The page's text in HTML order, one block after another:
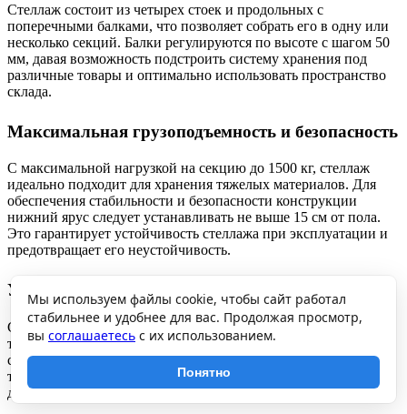
Стеллаж состоит из четырех стоек и продольных с
поперечными балками, что позволяет собрать его в одну или
несколько секций. Балки регулируются по высоте с шагом 50
мм, давая возможность подстроить систему хранения под
различные товары и оптимально использовать пространство
склада.
Максимальная грузоподъемность и безопасность
С максимальной нагрузкой на секцию до 1500 кг, стеллаж
идеально подходит для хранения тяжелых материалов. Для
обеспечения стабильности и безопасности конструкции
нижний ярус следует устанавливать не выше 15 см от пола.
Это гарантирует устойчивость стеллажа при эксплуатации и
предотвращает его неустойчивость.
Удобство сборки и транспортировки
Стеллаж поставляется в разобранном виде, что упрощает
транспортировку и сборку. Это решение подходит для
складов, где важна скорость установки и удобство
транспортировки, при этом стеллаж отлично использует
доступное пространство.
Мы используем файлы cookie, чтобы сайт работал
стабильнее и удобнее для вас. Продолжая просмотр,
вы соглашаетесь с их использованием.
Понятно